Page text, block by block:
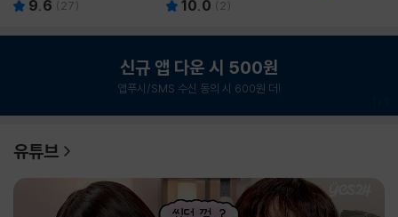
9.6 ( 27) 10.0 ( 2)
신규 앱 다운 시 500원
앱푸시/SMS 수신 동의 시 600원 더!
유튜브